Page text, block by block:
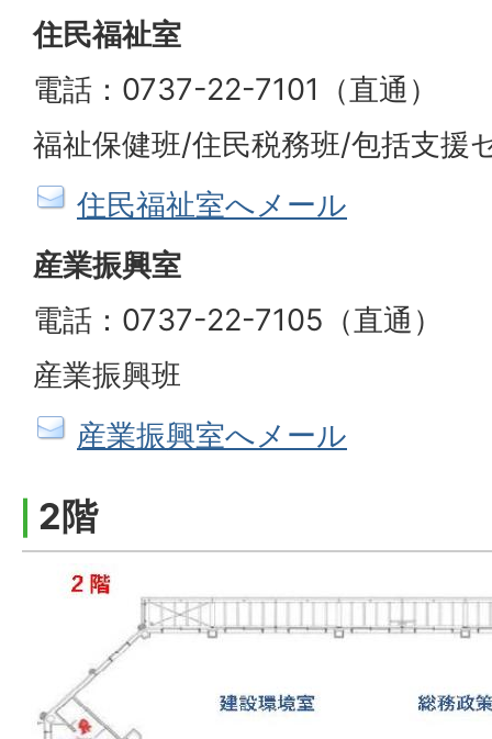
住民福祉室
電話：0737-22-7101（直通）
福祉保健班/住民税務班/包括支援
住民福祉室へメール
産業振興室
電話：0737-22-7105（直通）
産業振興班
産業振興室へメール
2階